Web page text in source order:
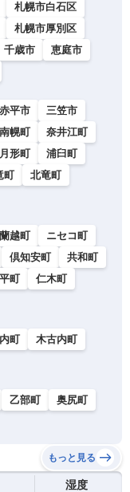
札幌市白石区
札幌市厚別区
千歳市
恵庭市
赤平市
三笠市
南幌町
奈井江町
月形町
浦臼町
町
北竜町
蘭越町
ニセコ町
倶知安町
共和町
町
仁木町
町
木古内町
乙部町
奥尻町
もっと見る
湿度